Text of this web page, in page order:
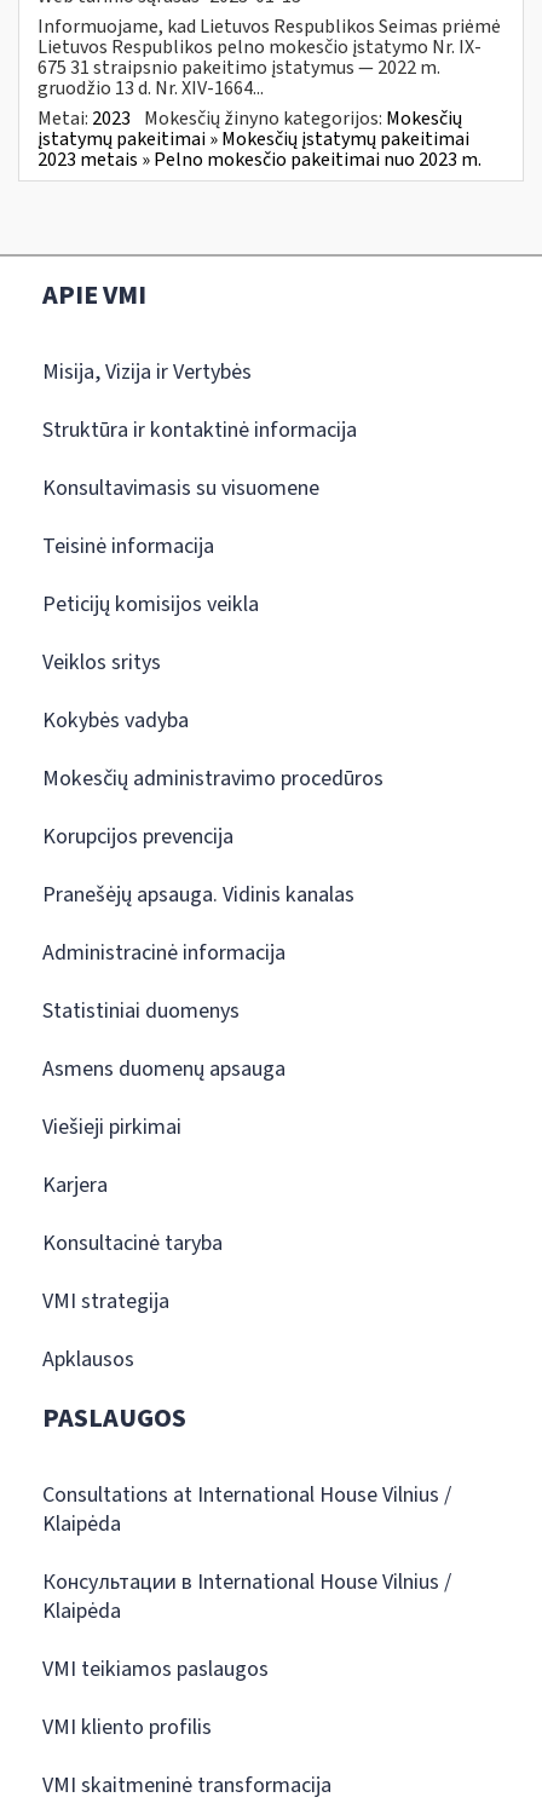
Informuojame, kad Lietuvos Respublikos Seimas priėmė
Lietuvos Respublikos pelno mokesčio įstatymo Nr. IX-
675 31 straipsnio pakeitimo įstatymus — 2022 m.
gruodžio 13 d. Nr. XIV-1664...
Metai: 2023 Mokesčių žinyno kategorijos: Mokesčių
įstatymų pakeitimai » Mokesčių įstatymų pakeitimai
2023 metais » Pelno mokesčio pakeitimai nuo 2023 m.
APIE VMI
Misija, Vizija ir Vertybės
Struktūra ir kontaktinė informacija
Konsultavimasis su visuomene
Teisinė informacija
Peticijų komisijos veikla
Veiklos sritys
Kokybės vadyba
Mokesčių administravimo procedūros
Korupcijos prevencija
Pranešėjų apsauga. Vidinis kanalas
Administracinė informacija
Statistiniai duomenys
Asmens duomenų apsauga
Viešieji pirkimai
Karjera
Konsultacinė taryba
VMI strategija
Apklausos
PASLAUGOS
Consultations at International House Vilnius /
Klaipėda
Консультации в International House Vilnius /
Klaipėda
VMI teikiamos paslaugos
VMI kliento profilis
VMI skaitmeninė transformacija